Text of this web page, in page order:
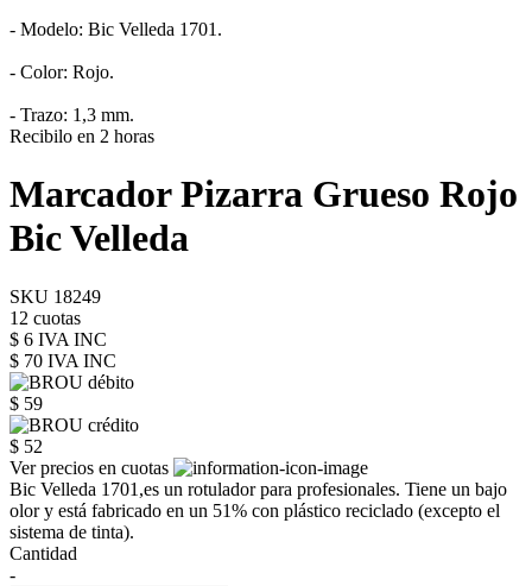
- Modelo: Bic Velleda 1701.
- Color: Rojo.
- Trazo: 1,3 mm.
Recibilo en 2 horas
Marcador Pizarra Grueso Rojo
Bic Velleda
SKU 18249
12 cuotas
$ 6 IVA INC
$ 70 IVA INC
$ 59
$ 52
Ver precios en cuotas
Bic Velleda 1701,es un rotulador para profesionales. Tiene un bajo
olor y está fabricado en un 51% con plástico reciclado (excepto el
sistema de tinta).
Cantidad
-